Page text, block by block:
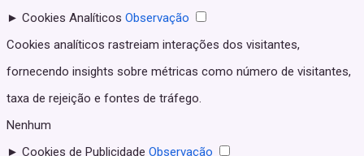
► Cookies Analíticos Observação
Cookies analíticos rastreiam interações dos visitantes,
fornecendo insights sobre métricas como número de visitantes,
taxa de rejeição e fontes de tráfego.
Nenhum
► Cookies de Publicidade Observação